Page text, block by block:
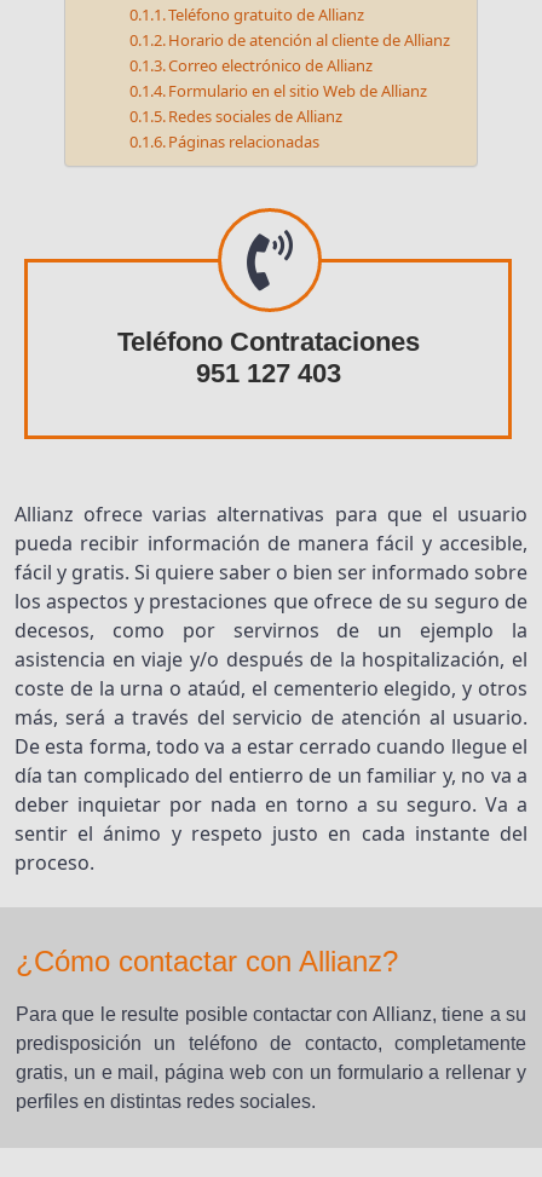
Teléfono gratuito de Allianz
Horario de atención al cliente de Allianz
Correo electrónico de Allianz
Formulario en el sitio Web de Allianz
Redes sociales de Allianz
Páginas relacionadas
Teléfono Contrataciones
951 127 403
Allianz ofrece varias alternativas para que el usuario
pueda recibir información de manera fácil y accesible,
fácil y gratis. Si quiere saber o bien ser informado sobre
los aspectos y prestaciones que ofrece de su seguro de
decesos, como por servirnos de un ejemplo la
asistencia en viaje y/o después de la hospitalización, el
coste de la urna o ataúd, el cementerio elegido, y otros
más, será a través del servicio de atención al usuario.
De esta forma, todo va a estar cerrado cuando llegue el
día tan complicado del entierro de un familiar y, no va a
deber inquietar por nada en torno a su seguro. Va a
sentir el ánimo y respeto justo en cada instante del
proceso.
¿Cómo contactar con Allianz?
Para que le resulte posible contactar con Allianz, tiene a su
predisposición un teléfono de contacto, completamente
gratis, un e mail, página web con un formulario a rellenar y
perfiles en distintas redes sociales.